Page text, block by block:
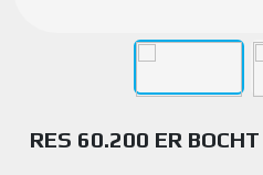
RES 60.200 ER